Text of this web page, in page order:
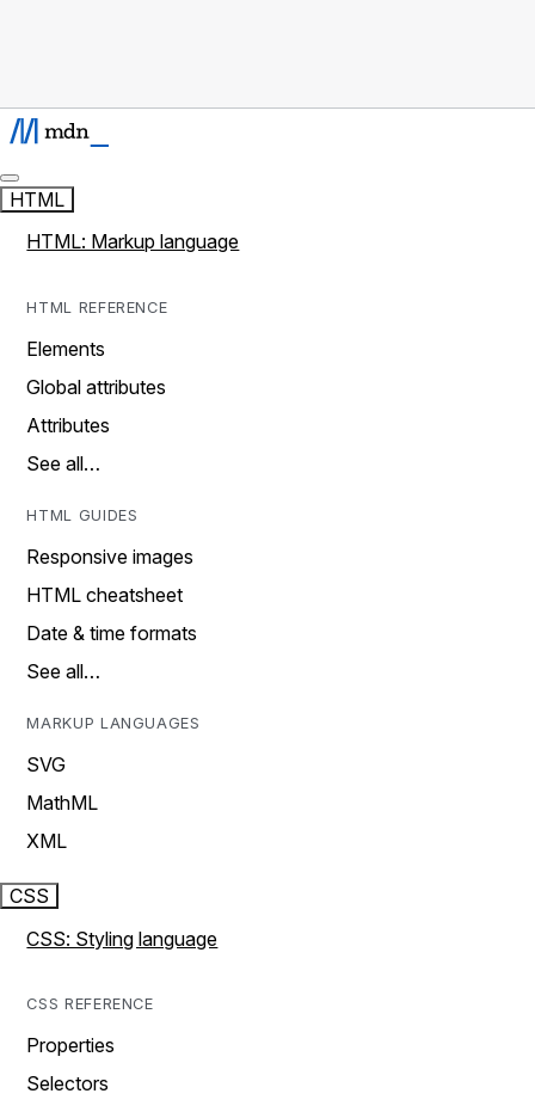
HTML
HTML: Markup language
HTML REFERENCE
Elements
Global attributes
Attributes
See all…
HTML GUIDES
Responsive images
HTML cheatsheet
Date & time formats
See all…
MARKUP LANGUAGES
SVG
MathML
XML
CSS
CSS: Styling language
CSS REFERENCE
Properties
Selectors